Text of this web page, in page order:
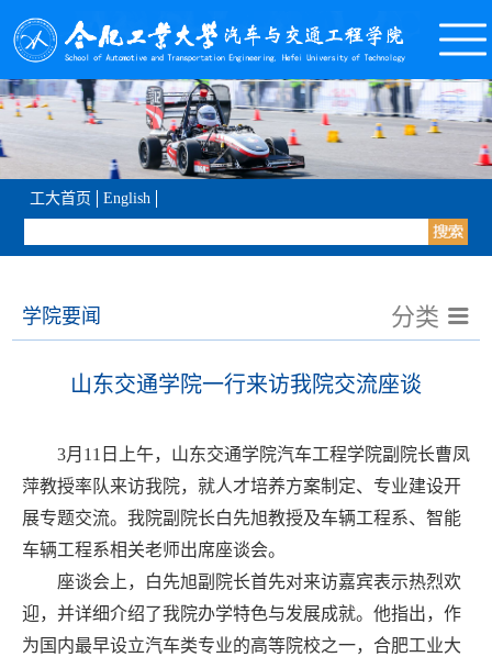
工大首页 English
学院要闻 分类
山东交通学院一行来访我院交流座谈
3月 11 日上午，山东交通学院汽车工程学院副院长曹凤
萍教授率队来访我院，就人才培养方案制定、专业建设开
展专题交流。我院副院长白先旭教授及车辆工程系、智能
车辆工程系相关老师出席座谈会。
座谈会上，白先旭副院长首先对来访嘉宾表示热烈欢
迎，并详细介绍了我院办学特色与发展成就。他指出，作
为国内最早设立汽车类专业的高等院校之一，合肥工业大